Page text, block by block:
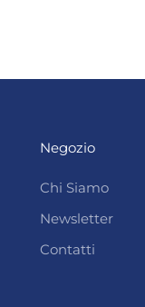
Negozio
Chi Siamo
Newsletter
Contatti